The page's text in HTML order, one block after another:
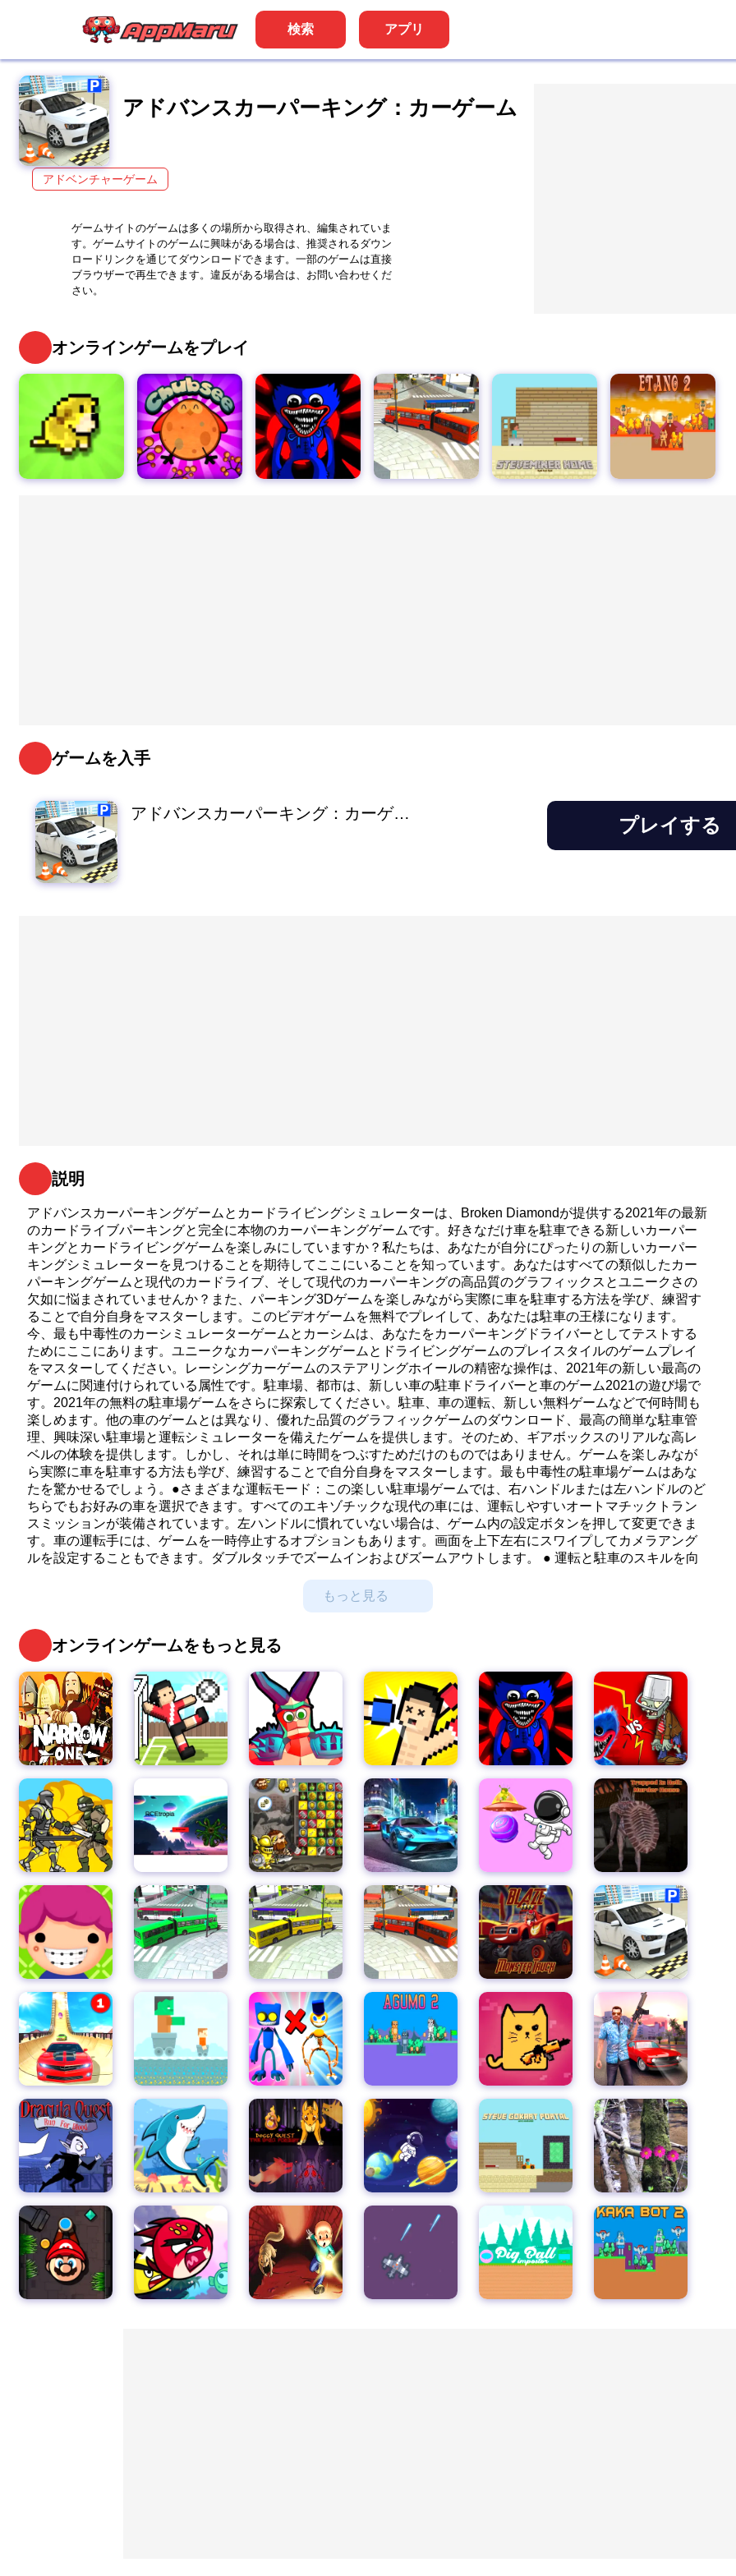
検索 アプリ
小さ
デット
アドバンスカーパーキング：カーゲーム
アドベンチャーゲーム
ゲームサイトのゲームは多くの場所から取得され、編集されていま
す。ゲームサイトのゲームに興味がある場合は、推奨されるダウン
ロードリンクを通じてダウンロードできます。一部のゲームは直接
ブラウザーで再生できます。違反がある場合は、お問い合わせくだ
さい。
オンラインゲームをプレイ
チャブシー ポピープレイ対フライデーファイトモッド バスシミュレーター - 市バス運転手 スティーブマイナーホーム エタノ2
ゲームを入手
アドバンスカーパーキング：カーゲーム
プレイする
説明
アドバンスカーパーキングゲームとカードライビングシミュレーターは、Broken Diamondが提供する2021年の最新
のカードライブパーキングと完全に本物のカーパーキングゲームです。好きなだけ車を駐車できる新しいカーパー
キングとカードライビングゲームを楽しみにしていますか？私たちは、あなたが自分にぴったりの新しいカーパー
キングシミュレーターを見つけることを期待してここにいることを知っています。あなたはすべての類似したカー
パーキングゲームと現代のカードライブ、そして現代のカーパーキングの高品質のグラフィックスとユニークさの
欠如に悩まされていませんか？また、パーキング3Dゲームを楽しみながら実際に車を駐車する方法を学び、練習す
ることで自分自身をマスターします。このビデオゲームを無料でプレイして、あなたは駐車の王様になります。
今、最も中毒性のカーシミュレーターゲームとカーシムは、あなたをカーパーキングドライバーとしてテストする
ためにここにあります。ユニークなカーパーキングゲームとドライビングゲームのプレイスタイルのゲームプレイ
をマスターしてください。レーシングカーゲームのステアリングホイールの精密な操作は、2021年の新しい最高の
ゲームに関連付けられている属性です。駐車場、都市は、新しい車の駐車ドライバーと車のゲーム2021の遊び場で
す。2021年の無料の駐車場ゲームをさらに探索してください。駐車、車の運転、新しい無料ゲームなどで何時間も
楽しめます。他の車のゲームとは異なり、優れた品質のグラフィックゲームのダウンロード、最高の簡単な駐車管
理、興味深い駐車場と運転シミュレーターを備えたゲームを提供します。そのため、ギアボックスのリアルな高レ
ベルの体験を提供します。しかし、それは単に時間をつぶすためだけのものではありません。ゲームを楽しみなが
ら実際に車を駐車する方法も学び、練習することで自分自身をマスターします。最も中毒性の駐車場ゲームはあな
たを驚かせるでしょう。●さまざまな運転モード：この楽しい駐車場ゲームでは、右ハンドルまたは左ハンドルのど
ちらでもお好みの車を選択できます。すべてのエキゾチックな現代の車には、運転しやすいオートマチックトラン
スミッションが装備されています。左ハンドルに慣れていない場合は、ゲーム内の設定ボタンを押して変更できま
す。車の運転手には、ゲームを一時停止するオプションもあります。画面を上下左右にスワイプしてカメラアング
ルを設定することもできます。ダブルタッチでズームインおよびズームアウトします。 ● 運転と駐車のスキルを向
クで挑戦的なレベルがあり、レベルが上がるにつれて難しくなります。すべてのレベルには異なるユニークな地形
があり、新しいレベルのロックを解除するにはフィニッシュラインに到達する必要があります。 ● 障害物への衝突
を避ける：現代の車を高速で運転するのは危険です。地形には急な曲がり、カーブ、さまざまな障害物がありま
す。障害物にぶつかるとゲームオーバーになり、最初からレベルを再開する必要があります。障害物にぶつからず
にフィニッシュラインに到達すると、次のレベルに進むことができます。 無料の駐車場ゲームの特徴： ►512の異
なるレベル ►リアルな車のコントロール ►リアルなHDグラフィック品質 ►さまざまなコントロール（ステアリン
グ、矢印、傾斜） ►本物の車の音 アドバンスカーパーキングは無料でプレイできます。WIFIは不要
キーボードコントロール
もっと見る
オンラインゲームをもっと見る